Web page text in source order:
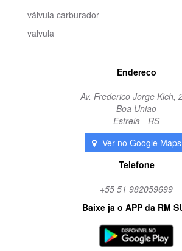
válvula carburador
valvula
Endereco
Av. Frederico Jorge Kich,
Boa Uniao
Estrela - RS
Ver no Google Maps
Telefone
+55 51 982059699
Baixe ja o APP da RM